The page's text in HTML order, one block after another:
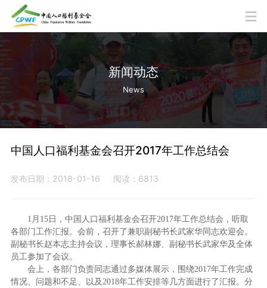
新闻动态
News
中国人口福利基金会召开2017年工作总结会
发布日期：2018-01-16 阅读：6813
1月15日，中国人口福利基金会召开2017年工作总结会，听取
各部门工作汇报。会前，召开了兼职副秘书长武家华同志欢迎会。
副秘书长赵本志主持会议，理事长郝林娜、副秘书长武家华及全体
员工参加了会议。
会上，各部门负责同志通过多媒体展示，围绕2017年工作完成
情况、问题和不足、以及2018年工作安排等几方面进行了汇报。分